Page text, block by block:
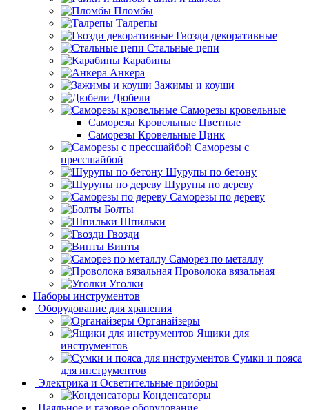
Пломбы
Талрепы
Гвозди декоративные
Стальные цепи
Карабины
Анкера
Зажимы и коуши
Дюбели
Саморезы кровельные
Саморезы Кровельные Цветные
Саморезы Кровельные Цинк
Саморезы с
прессшайбой
Шурупы по бетону
Шурупы по дереву
Саморезы по дереву
Болты
Шпильки
Гвозди
Винты
Саморез по металлу
Проволока вязальная
Уголки
Наборы инструментов
Оборудование для хранения
Органайзеры
Ящики для
инструментов
Сумки и пояса
для инструментов
Электрика и Осветительные приборы
Конденсаторы
Паяльное и газовое оборудование